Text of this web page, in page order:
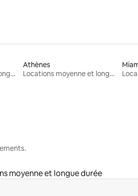
Locations moyenne et longue durée
Athènes
Locations moyenne et longue durée
moyenne et longue durée